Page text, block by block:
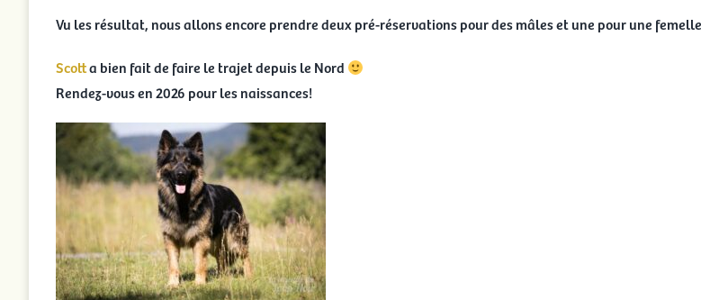
Vu les résultat, nous allons encore prendre deux pré-réservations pour des mâles et une pour une
Scotta bien fait de faire le trajet depuis le Nord
Rendez-vous en 2026 pour les naissances!